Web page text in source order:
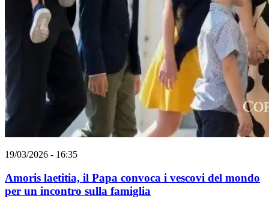
19/03/2026 - 16:35
Amoris laetitia, il Papa convoca i vescovi del mondo
per un incontro sulla famiglia